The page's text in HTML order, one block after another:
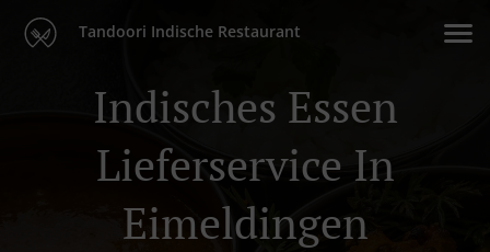
Tandoori Indische Restaurant
Indisches Essen
Lieferservice In
Eimeldingen